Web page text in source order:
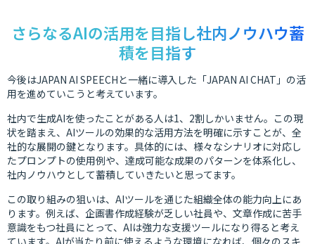
さらなるAIの活用を目指し社内ノウハウ蓄
積を目指す
今後はJAPAN AI SPEECHと一緒に導入した「JAPAN AI CHAT」の活
用を進めていこうと考えています。
社内で生成AIを使ったことがある人は1、2割しかいません。この現
状を踏まえ、AIツールの効果的な活用方法を明確に示すことが、全
社的な展開の鍵となります。具体的には、様々なシナリオに対応し
たプロンプトの使用例や、達成可能な成果のパターンを体系化し、
社内ノウハウとして蓄積していきたいと思ってます。
この取り組みの狙いは、AIツールを通じた組織全体の能力向上にあ
ります。例えば、企画書作成経験が乏しい社員や、文章作成に苦手
意識をもつ社員にとって、AIは強力な支援ツールになり得ると考え
ています。AIが当たり前に使えるような環境になれば、個々のスキ